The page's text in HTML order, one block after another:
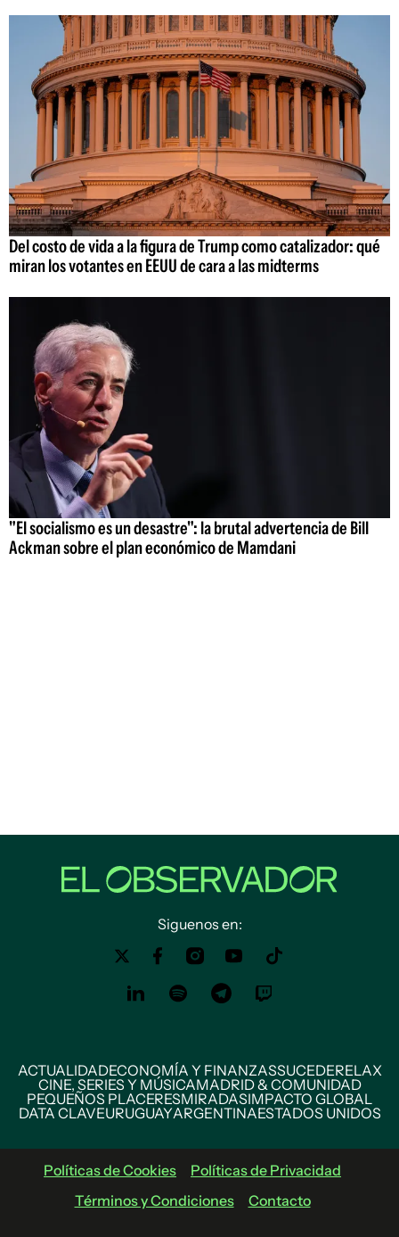
Del costo de vida a la figura de Trump como catalizador: qué
miran los votantes en EEUU de cara a las midterms
"El socialismo es un desastre": la brutal advertencia de Bill
Ackman sobre el plan económico de Mamdani
Siguenos en:
ACTUALIDADECONOMÍA Y FINANZASSUCEDERELAX
CINE, SERIES Y MÚSICAMADRID & COMUNIDAD
PEQUEÑOS PLACERESMIRADASIMPACTO GLOBAL
DATA CLAVEURUGUAYARGENTINAESTADOS UNIDOS
Políticas de Cookies
Políticas de Privacidad
Términos y Condiciones
Contacto